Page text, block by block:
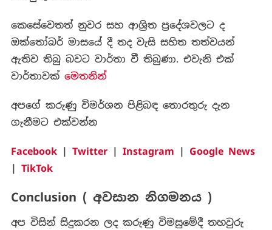
කෙසේවෙතත් නුවර සහ ආශ්‍රිත ප්‍රදේශවලට ද
ඔක්තෝබර් මාසයේ දී තද වැසි සහිත තත්වයන්
ඇතිව තිබු බවට වාර්තා වී තිබුණා. එවැනි එක්
වාර්තාවක් මෙතනින්
අපගේ කරුණු විමර්ශන පිළිබඳ තොරතුරු දැන
ගැනීමට එක්වන්න
Facebook| Twitter| Instagram | Google News
| TikTok
Conclusion ( අවසාන නිගමනය )
අප විසින් සිදුකරන ලද කරුණු විමසුමේදී තහවුරු